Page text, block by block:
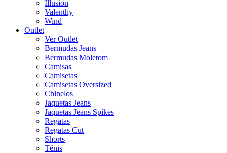
Illusion
Valenthy
Wind
Outlet
Ver Outlet
Bermudas Jeans
Bermudas Moletom
Camisas
Camisetas
Camisetas Oversized
Chinelos
Jaquetas Jeans
Jaquetas Jeans Spikes
Regatas
Regatas Cut
Shorts
Tênis